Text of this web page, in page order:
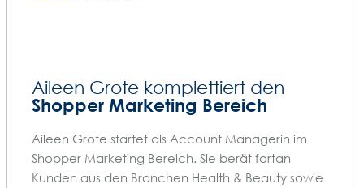
Aileen Grote komplettiert den
Shopper Marketing Bereich
Aileen Grote startet als Account Managerin im
Shopper Marketing Bereich. Sie berät fortan
Kunden aus den Branchen Health & Beauty sowie